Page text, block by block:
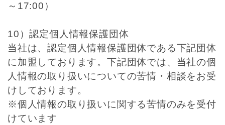
～17:00）
10）認定個人情報保護団体
当社は、認定個人情報保護団体である下記団体
に加盟しております。下記団体では、当社の個
人情報の取り扱いについての苦情・相談をお受
けしております。
※個人情報の取り扱いに関する苦情のみを受付
けています